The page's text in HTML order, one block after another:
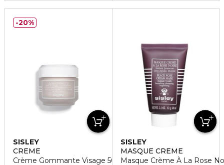
SISLEY
CREME
Crème Gommante Visage 50 Ml
20%
SISLEY
MASQUE CREME
Masque Crème À La Rose